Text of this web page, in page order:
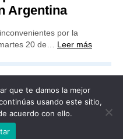
Argentina
por la
20 de… Leer más
que te damos la mejor
usando este sitio,
acuerdo con ello.
Contacto
derechos reservados